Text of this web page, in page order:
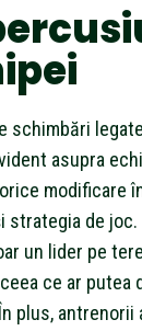
schimbări
asupra
modificare
strategia de joc.
un lider pe
ce ar
plus,